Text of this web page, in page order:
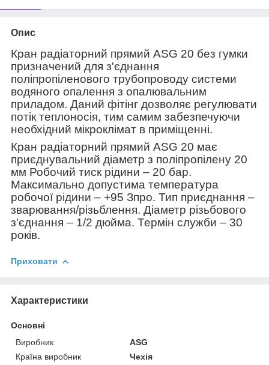
Опис
Кран радіаторний прямий ASG 20 без гумки
призначений для з'єднання
поліпропіленового трубопроводу системи
водяного опалення з опалювальним
приладом. Даний фітінг дозволяє регулювати
потік теплоносія, тим самим забезпечуючи
необхідний мікроклімат в приміщенні.
Кран радіаторний прямий ASG 20 має
приєднувальний діаметр з поліпропілену 20
мм Робочий тиск рідини – 20 бар.
Максимально допустима температура
робочої рідини – +95 Зпро. Тип приєднання –
зварювання/різьблення. Діаметр різьбового
з'єднання – 1/2 дюйма. Термін служби – 30
років.
Приховати
Характеристики
Основні
Виробник
ASG
Країна виробник
Чехія